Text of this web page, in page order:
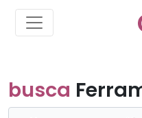
busca